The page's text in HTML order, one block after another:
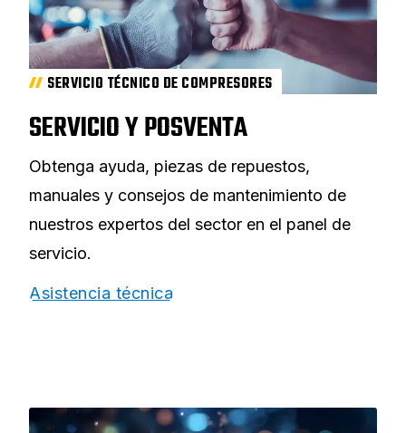
SERVICIO TÉCNICO DE COMPRESORES
SERVICIO Y POSVENTA
Obtenga ayuda, piezas de repuestos,
manuales y consejos de mantenimiento de
nuestros expertos del sector en el panel de
servicio.
Asistencia técnica